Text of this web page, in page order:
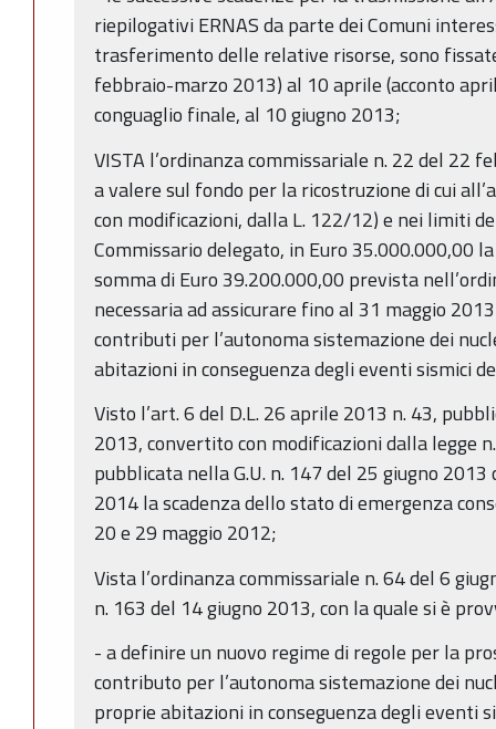
riepilogativi ERNAS da parte dei Comuni
trasferimento delle relative risorse, sono
febbraio-marzo 2013) al 10 aprile (acconto
conguaglio finale, al 10 giugno 2013;
VISTA l’ordinanza commissariale n. 22 del 22
a valere sul fondo per la ricostruzione di cui
con modificazioni, dalla L. 122/12) e nei limiti
Commissario delegato, in Euro 35.000.000,00
somma di Euro 39.200.000,00 prevista
necessaria ad assicurare fino al 31 maggio
contributi per l’autonoma sistemazione dei
abitazioni in conseguenza degli eventi sismici
Visto l’art. 6 del D.L. 26 aprile 2013 n. 43,
2013, convertito con modificazioni dalla legge
pubblicata nella G.U. n. 147 del 25 giugno
2014 la scadenza dello stato di emergenza
20 e 29 maggio 2012;
Vista l’ordinanza commissariale n. 64 del 6
n. 163 del 14 giugno 2013, con la quale si è
- a definire un nuovo regime di regole per la
contributo per l’autonoma sistemazione dei
proprie abitazioni in conseguenza degli eventi